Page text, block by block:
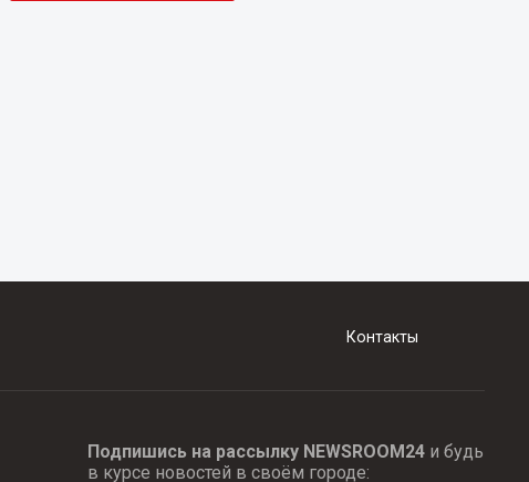
Контакты
Подпишись на рассылку NEWSROOM24и будь
в курсе новостей в своём городе: